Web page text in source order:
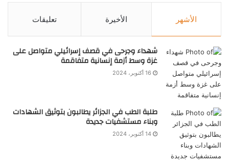
الأشهر الأخيرة تعليقات
شهداء وجرحى في قصف إسرائيلي متواصل على
غزة وسط أزمة إنسانية متفاقمة
16 أكتوبر، 2024
طلبة الطب في الجزائر يطالبون بتوثيق الشهادات
وبناء مستشفيات جديدة
14 أكتوبر، 2024